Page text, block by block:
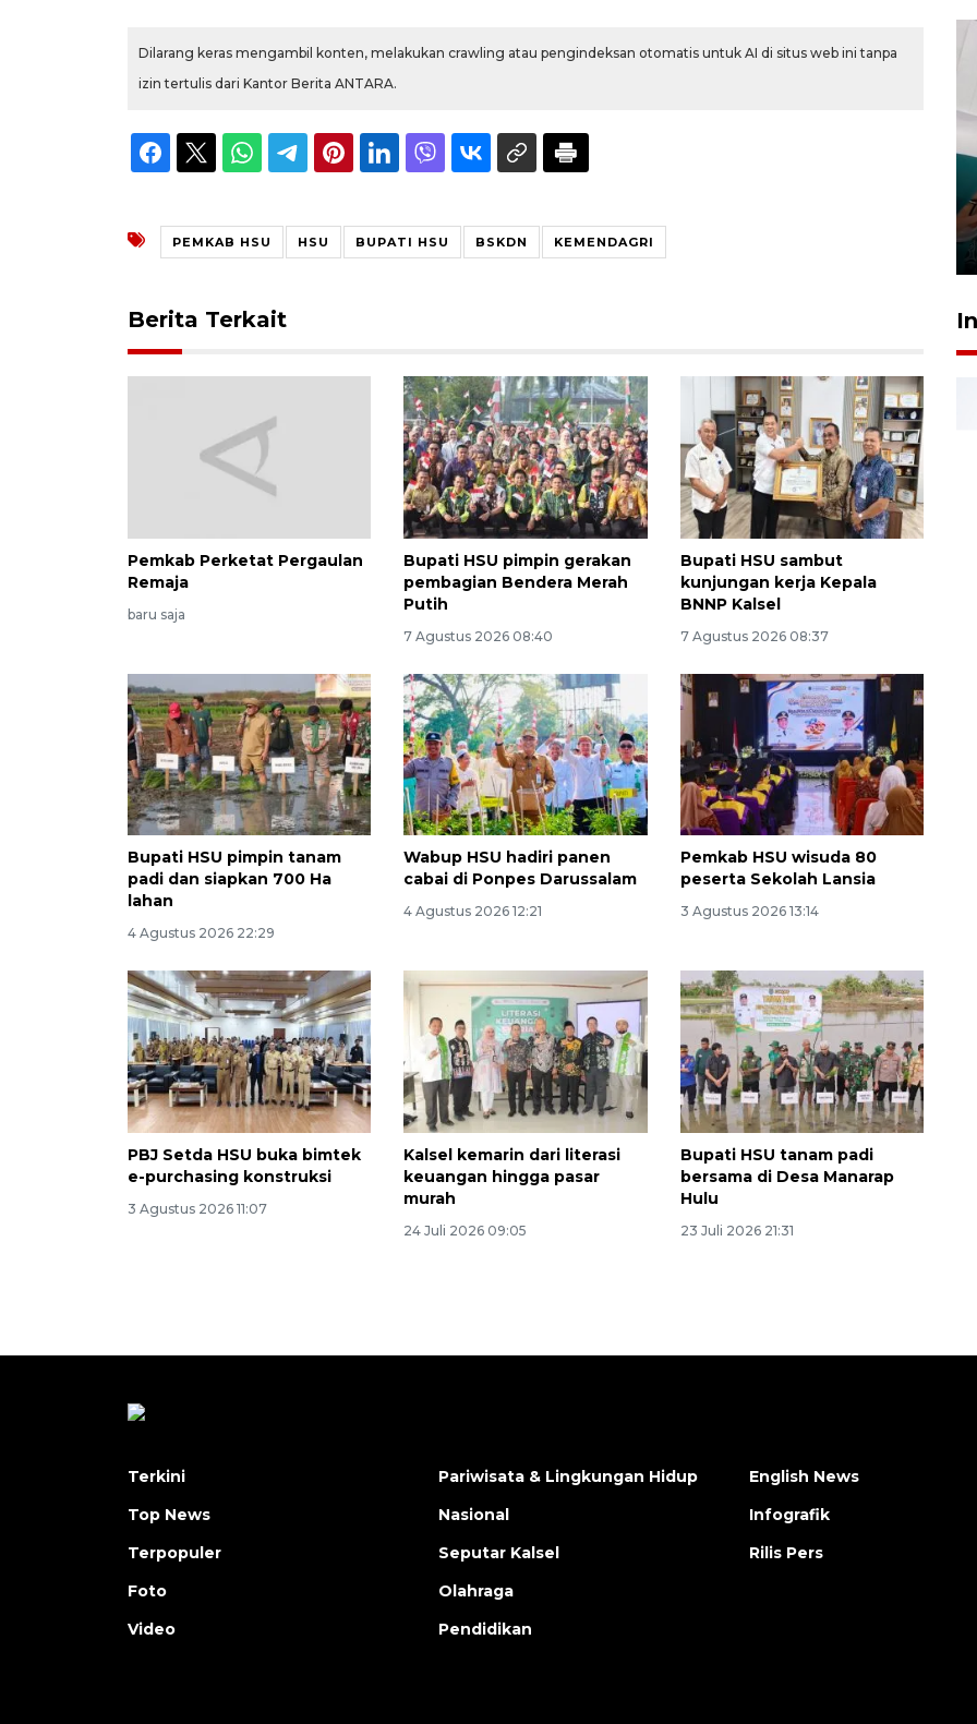
Dilarang keras mengambil konten, melakukan crawling atau pengindeksan otomatis untuk AI di situs web ini tanpa
izin tertulis dari Kantor Berita ANTARA.
PEMKAB HSU HSU BUPATI HSU BSKDN KEMENDAGRI
Berita Terkait
Pemkab Perketat Pergaulan
Remaja
baru saja
Bupati HSU pimpin gerakan
pembagian Bendera Merah
Putih
7 Agustus 2026 08:40
Bupati HSU sambut
kunjungan kerja Kepala
BNNP Kalsel
7 Agustus 2026 08:37
Bupati HSU pimpin tanam
padi dan siapkan 700 Ha
lahan
4 Agustus 2026 22:29
Wabup HSU hadiri panen
cabai di Ponpes Darussalam
4 Agustus 2026 12:21
Pemkab HSU wisuda 80
peserta Sekolah Lansia
3 Agustus 2026 13:14
PBJ Setda HSU buka bimtek
e-purchasing konstruksi
3 Agustus 2026 11:07
Kalsel kemarin dari literasi
keuangan hingga pasar
murah
24 Juli 2026 09:05
Bupati HSU tanam padi
bersama di Desa Manarap
Hulu
23 Juli 2026 21:31
30 Juli 2026 17:56
160 ribu sambungan baru
jaringan gas 2026
2026-08-07 18:00:00
Terkini
Top News
Terpopuler
Foto
Video
Pariwisata & Lingkungan Hidup
Nasional
Seputar Kalsel
Olahraga
Pendidikan
English News
Infografik
Rilis Pers